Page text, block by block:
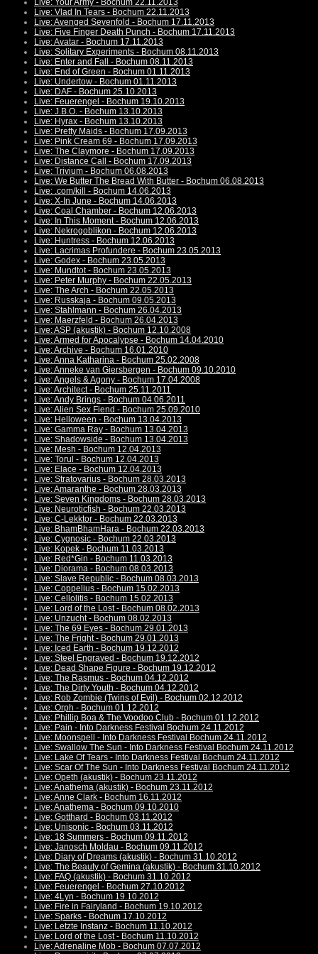
Live: Your Army - Bochum 22.11.2013
Live: Vlad In Tears - Bochum 22.11.2013
Live: Avenged Sevenfold - Bochum 17.11.2013
Live: Five Finger Death Punch - Bochum 17.11.2013
Live: Avatar - Bochum 17.11.2013
Live: Solitary Experiments - Bochum 08.11.2013
Live: Enter and Fall - Bochum 08.11.2013
Live: End of Green - Bochum 01.11.2013
Live: Undertow - Bochum 01.11.2013
Live: DAF - Bochum 25.10.2013
Live: Feuerengel - Bochum 19.10.2013
Live: J.B.O. - Bochum 13.10.2013
Live: Hyrax - Bochum 13.10.2013
Live: Pretty Maids - Bochum 17.09.2013
Live: Pink Cream 69 - Bochum 17.09.2013
Live: The Claymore - Bochum 17.09.2013
Live: Distance Call - Bochum 17.09.2013
Live: Trivium - Bochum 06.08.2013
Live: We Butter The Bread With Butter - Bochum 06.08.2013
Live: .com/kill - Bochum 14.06.2013
Live: X-In June - Bochum 14.06.2013
Live: Coal Chamber - Bochum 12.06.2013
Live: In This Moment - Bochum 12.06.2013
Live: Nekrogoblikon - Bochum 12.06.2013
Live: Huntress - Bochum 12.06.2013
Live: Lacrimas Profundere - Bochum 23.05.2013
Live: Godex - Bochum 23.05.2013
Live: Mundtot - Bochum 23.05.2013
Live: Peter Murphy - Bochum 22.05.2013
Live: The Arch - Bochum 22.05.2013
Live: Russkaja - Bochum 09.05.2013
Live: Stahlmann - Bochum 26.04.2013
Live: Maerzfeld - Bochum 26.04.2013
Live: ASP (akustik) - Bochum 12.10.2008
Live: Armed for Apocalypse - Bochum 14.04.2010
Live: Archive - Bochum 16.01.2010
Live: Anna Katharina - Bochum 25.02.2008
Live: Anneke van Giersbergen - Bochum 09.10.2010
Live: Angels & Agony - Bochum 17.04.2008
Live: Architect - Bochum 25.11.2011
Live: Andy Brings - Bochum 04.06.2011
Live: Alien Sex Fiend - Bochum 25.09.2010
Live: Helloween - Bochum 13.04.2013
Live: Gamma Ray - Bochum 13.04.2013
Live: Shadowside - Bochum 13.04.2013
Live: Mesh - Bochum 12.04.2013
Live: Torul - Bochum 12.04.2013
Live: Elace - Bochum 12.04.2013
Live: Stratovarius - Bochum 28.03.2013
Live: Amaranthe - Bochum 28.03.2013
Live: Seven Kingdoms - Bochum 28.03.2013
Live: Neuroticfish - Bochum 22.03.2013
Live: C-Lekktor - Bochum 22.03.2013
Live: BhamBhamHara - Bochum 22.03.2013
Live: Cygnosic - Bochum 22.03.2013
Live: Kopek - Bochum 11.03.2013
Live: Red*Gin - Bochum 11.03.2013
Live: Diorama - Bochum 08.03.2013
Live: Slave Republic - Bochum 08.03.2013
Live: Coppelius - Bochum 15.02.2013
Live: Cellolitis - Bochum 15.02.2013
Live: Lord of the Lost - Bochum 08.02.2013
Live: Unzucht - Bochum 08.02.2013
Live: The 69 Eyes - Bochum 29.01.2013
Live: The Fright - Bochum 29.01.2013
Live: Iced Earth - Bochum 19.12.2012
Live: Steel Engraved - Bochum 19.12.2012
Live: Dead Shape Figure - Bochum 19.12.2012
Live: The Rasmus - Bochum 04.12.2012
Live: The Dirty Youth - Bochum 04.12.2012
Live: Rob Zombie (Twins of Evil) - Bochum 02.12.2012
Live: Orph - Bochum 01.12.2012
Live: Phillip Boa & The Voodoo Club - Bochum 01.12.2012
Live: Pain - Into Darkness Festival Bochum 24.11.2012
Live: Moonspell - Into Darkness Festival Bochum 24.11.2012
Live: Swallow The Sun - Into Darkness Festival Bochum 24.11.2012
Live: Lake Of Tears - Into Darkness Festival Bochum 24.11.2012
Live: Scar Of The Sun - Into Darkness Festival Bochum 24.11.2012
Live: Opeth (akustik) - Bochum 23.11.2012
Live: Anathema (akustik) - Bochum 23.11.2012
Live: Anne Clark - Bochum 16.11.2012
Live: Anathema - Bochum 09.10.2010
Live: Gotthard - Bochum 03.11.2012
Live: Unisonic - Bochum 03.11.2012
Live: 18 Summers - Bochum 09.11.2012
Live: Janosch Moldau - Bochum 09.11.2012
Live: Diary of Dreams (akustik) - Bochum 31.10.2012
Live: The Beauty of Gemina (akustik) - Bochum 31.10.2012
Live: FAQ (akustik) - Bochum 31.10.2012
Live: Feuerengel - Bochum 27.10.2012
Live: 4Lyn - Bochum 19.10.2012
Live: Fire in Fairyland - Bochum 19.10.2012
Live: Sparks - Bochum 17.10.2012
Live: Letzte Instanz - Bochum 11.10.2012
Live: Lord of the Lost - Bochum 11.10.2012
Live: Adrenaline Mob - Bochum 07.07.2012